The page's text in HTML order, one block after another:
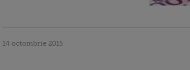
14 octombrie 2015